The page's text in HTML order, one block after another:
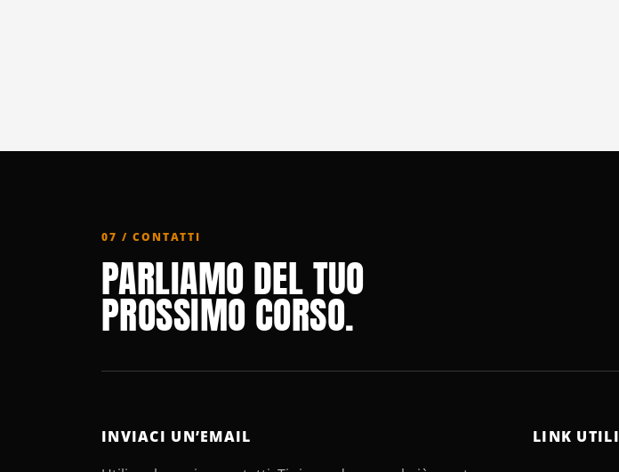
07 / CONTATTI
PARLIAMO DEL TUO
PROSSIMO CORSO.
INVIACI UN’EMAIL
LINK UTILI